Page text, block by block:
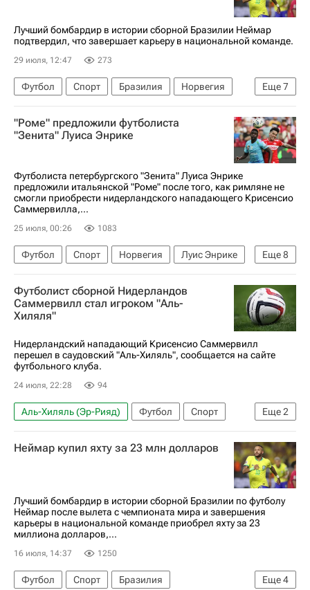
Лучший бомбардир в истории сборной Бразилии Неймар
подтвердил, что завершает карьеру в национальной команде.
29 июля, 12:47 273
Еще7
Футбол Спорт Бразилия
Норвегия
Пеле
ЧМ по футболу 2026
Неймар
Габриэл Мартинелли
Сантос
Барселона
"Роме" предложили футболиста
"Зенита" Луиса Энрике
Футболиста петербургского "Зенита" Луиса Энрике
предложили итальянской "Роме" после того, как римляне не
смогли приобрести нидерландского нападающего Крисенсио
Саммервилла,...
25 июля, 00:26 1083
Еще8
Футбол Спорт Норвегия
Луис Энрике
Бразилия
Оскар Бобб
Крисенсио Саммервилл
Зенит
Фулхэм
РПЛ 2026-2027 (Чемпионат России по футболу)
Луис Энрике (2001)
Футболист сборной Нидерландов
Саммервилл стал игроком "Аль-
Хиляля"
Нидерландский нападающий Крисенсио Саммервилл
перешел в саудовский "Аль-Хиляль", сообщается на сайте
футбольного клуба.
24 июля, 22:28 94
Еще2
Аль-Хиляль (Эр-Рияд) Футбол
Спорт
Крисенсио Саммервилл
Нидерланды
Неймар купил яхту за 23 млн долларов
Лучший бомбардир в истории сборной Бразилии по футболу
Неймар после вылета с чемпионата мира и завершения
карьеры в национальной команде приобрел яхту за 23
миллиона долларов,...
16 июля, 14:37 1250
Еще4
Футбол Спорт
Бразилия